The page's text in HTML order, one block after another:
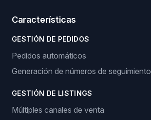
Características
GESTIÓN DE PEDIDOS
Pedidos automáticos
Generación de números de seguimiento
GESTIÓN DE LISTINGS
Múltiples canales de venta